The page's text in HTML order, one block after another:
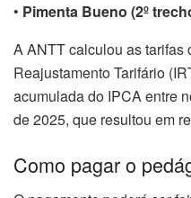
• Pimenta Bueno (2º
A ANTT calculou as tarifas
Reajustamento Tarifário
acumulada do IPCA entre
de 2025, que resultou em
Como pagar o